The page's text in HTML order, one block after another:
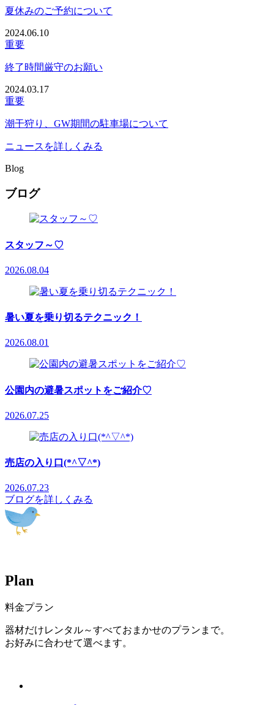
夏休みのご予約について
2024.06.10
重要
終了時間厳守のお願い
2024.03.17
重要
潮干狩り、GW期間の駐車場について
ニュースを詳しくみる
Blog
ブログ
スタッフ～♡
2026.08.04
暑い夏を乗り切るテクニック！
2026.08.01
公園内の避暑スポットをご紹介♡
2026.07.25
売店の入り口(*^▽^*)
2026.07.23
ブログを詳しくみる
Plan
料金プラン
器材だけレンタル～すべておまかせのプランまで。
お好みに合わせて選べます。